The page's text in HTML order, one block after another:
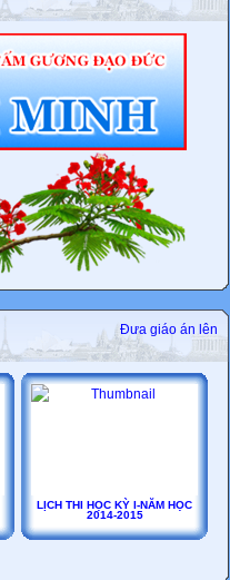
Đưa giáo án lên
LỊCH THI HỌC KỲ I-NĂM HỌC
2014-2015